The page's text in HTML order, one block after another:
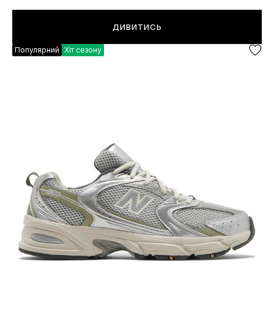
ДИВИТИСЬ
Популярний Хіт сезону